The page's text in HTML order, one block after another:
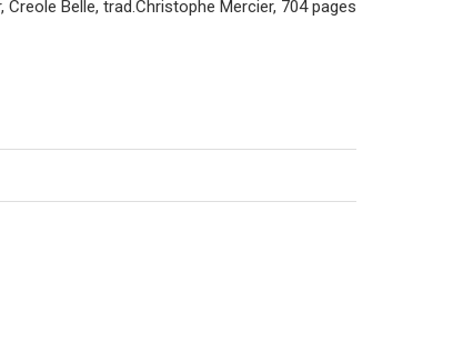
Creole Belle, trad.Christophe Mercier, 704 pages